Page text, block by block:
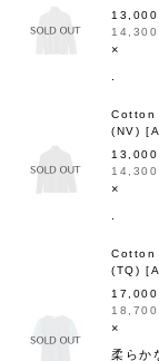
13,000
14,300
×
Cotton
(NV) [
13,000
14,300
×
Cotton
(TQ) [
17,000
18,700
×
柔らか